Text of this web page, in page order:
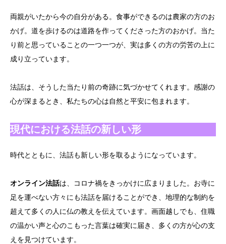
両親がいたから今の自分がある。食事ができるのは農家の方のお
かげ。道を歩けるのは道路を作ってくださった方のおかげ。当た
り前と思っていることの一つ一つが、実は多くの方の労苦の上に
成り立っています。
法話は、そうした当たり前の奇跡に気づかせてくれます。感謝の
心が深まるとき、私たちの心は自然と平安に包まれます。
現代における法話の新しい形
時代とともに、法話も新しい形を取るようになっています。
オンライン法話は、コロナ禍をきっかけに広まりました。お寺に
足を運べない方々にも法話を届けることができ、地理的な制約を
超えて多くの人に仏の教えを伝えています。画面越しでも、住職
の温かい声と心のこもった言葉は確実に届き、多くの方が心の支
えを見つけています。